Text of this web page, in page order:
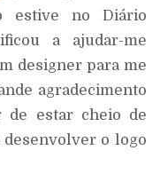
estive no Diário
a ajudar-me
designer para me
agradecimento
de estar cheio de
o logo